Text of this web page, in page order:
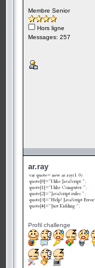
Membre Senior
Hors ligne
Messages: 257
ar.ray
Profil challenge